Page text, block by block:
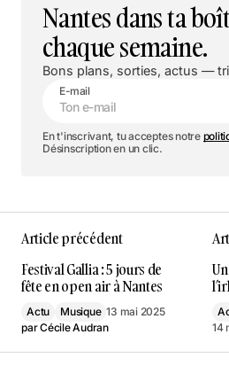
Nantes dans ta
chaque semaine.
Bons plans, sorties, actus —
E-mail
En t'inscrivant, tu acceptes notre
Désinscription en un clic.
Article précédent
Festival Gallia : 5 jours de
fête en open air à Nantes
Actu Musique 13 mai 2025
parCécile Audran
14